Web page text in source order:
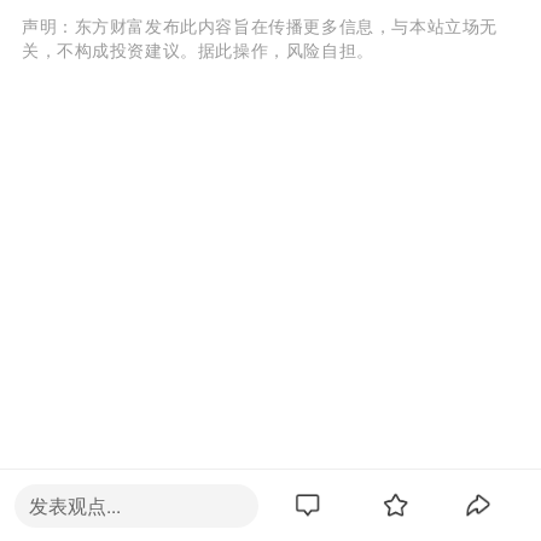
声明：东方财富发布此内容旨在传播更多信息，与本站立场无
关，不构成投资建议。据此操作，风险自担。
发表观点...